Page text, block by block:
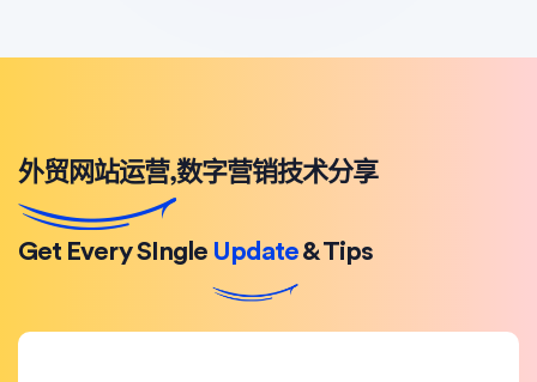
外贸网站运营,数字营销技术分享
Get Every SIngle Update& Tips